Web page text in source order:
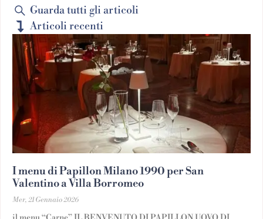
Guarda tutti gli articoli
Articoli recenti
I menu di Papillon Milano 1990 per San
Valentino a Villa Borromeo
Mer, 21 Gennaio 2026